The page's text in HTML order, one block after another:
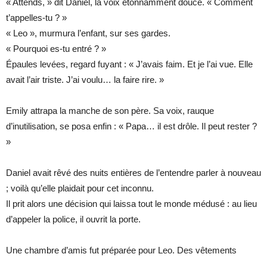
« Attends, » dit Daniel, la voix étonnamment douce. « Comment
t’appelles-tu ? »
« Leo », murmura l’enfant, sur ses gardes.
« Pourquoi es-tu entré ? »
Épaules levées, regard fuyant : « J’avais faim. Et je l’ai vue. Elle
avait l’air triste. J’ai voulu… la faire rire. »
Emily attrapa la manche de son père. Sa voix, rauque
d’inutilisation, se posa enfin : « Papa… il est drôle. Il peut rester ?
»
Daniel avait rêvé des nuits entières de l’entendre parler à nouveau
; voilà qu’elle plaidait pour cet inconnu.
Il prit alors une décision qui laissa tout le monde médusé : au lieu
d’appeler la police, il ouvrit la porte.
Une chambre d’amis fut préparée pour Leo. Des vêtements